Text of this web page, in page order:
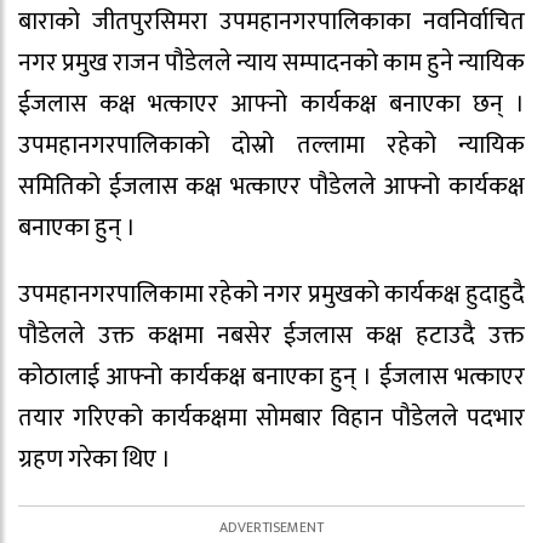
बाराको जीतपुरसिमरा उपमहानगरपालिकाका नवनिर्वाचित
नगर प्रमुख राजन पौडेलले न्याय सम्पादनको काम हुने न्यायिक
ईजलास कक्ष भत्काएर आफ्नो कार्यकक्ष बनाएका छन् ।
उपमहानगरपालिकाको दोस्रो तल्लामा रहेको न्यायिक
समितिको ईजलास कक्ष भत्काएर पौडेलले आफ्नो कार्यकक्ष
बनाएका हुन् ।
उपमहानगरपालिकामा रहेको नगर प्रमुखको कार्यकक्ष हुदाहुदै
पौडेलले उक्त कक्षमा नबसेर ईजलास कक्ष हटाउदै उक्त
कोठालाई आफ्नो कार्यकक्ष बनाएका हुन् । ईजलास भत्काएर
तयार गरिएको कार्यकक्षमा सोमबार विहान पौडेलले पदभार
ग्रहण गरेका थिए ।